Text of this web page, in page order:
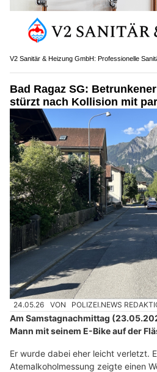
V2 Sanitär & Heizung GmbH: Professionelle
Bad Ragaz SG:
stürzt nach Kollision mit
24.05.26 VON POLIZEI.NEWS
Am Samstagnachmittag
Mann mit seinem E-Bike auf der
Er wurde dabei eher leicht verletzt.
Atemalkoholmessung zeigte einen